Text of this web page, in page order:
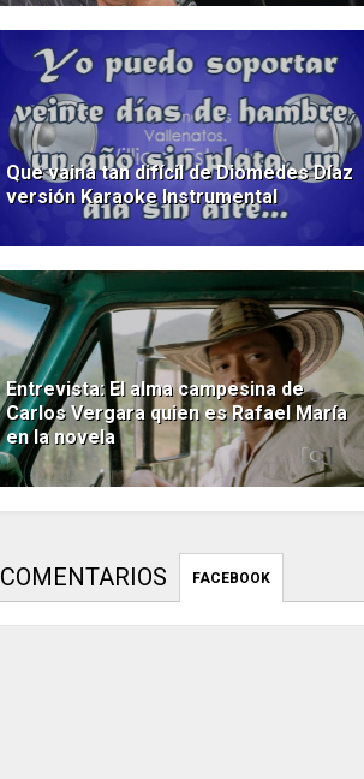
Que vaina tan difícil de Diomedes Díaz
versión Karaoke Instrumental
Entrevista: El alma campesina de
Carlos Vergara quien es Rafael María
en la novela
COMENTARIOS FACEBOOK